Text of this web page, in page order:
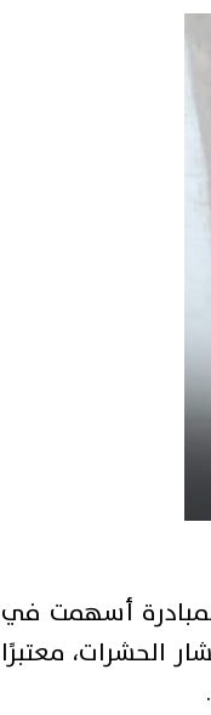
أسهمت في
الحشرات، معتبرًا